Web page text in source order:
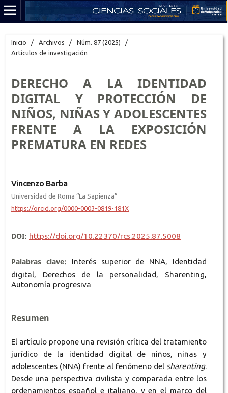
Inicio / Archivos / Núm. 87 (2025)
/
Artículos de investigación
DERECHO A LA IDENTIDAD
DIGITAL Y PROTECCIÓN DE
NIÑOS, NIÑAS Y ADOLESCENTES
FRENTE A LA EXPOSICIÓN
PREMATURA EN REDES
Vincenzo Barba
Universidad de Roma “La Sapienza”
https://orcid.org/0000-0003-0819-181X
DOI: https://doi.org/10.22370/rcs.2025.87.5008
Palabras clave:
Interés superior de NNA, Identidad
digital, Derechos de la personalidad, Sharenting,
Autonomía progresiva
Resumen
El artículo propone una revisión crítica del tratamiento
jurídico de la identidad digital de niños, niñas y
adolescentes (NNA) frente al fenómeno del sharenting.
Desde una perspectiva civilista y comparada entre los
ordenamientos español e italiano, y en el marco del